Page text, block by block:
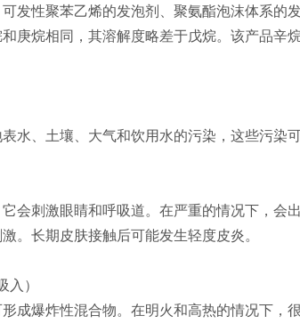
发性聚苯乙烯的发泡剂、聚氨酯泡沫体系的
庚烷相同，其溶解度略差于戊烷。该产品辛
水、土壤、大气和饮用水的污染，这些污染
会刺激眼睛和呼吸道。在严重的情况下，会
。长期皮肤接触后可能发生轻度皮炎。
）
成爆炸性混合物。在明火和高热的情况下